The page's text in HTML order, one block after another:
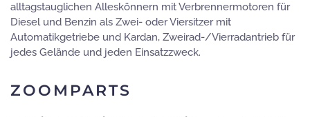
alltagstauglichen Alleskönnern mit Verbrennermotoren für
Diesel und Benzin als Zwei- oder Viersitzer mit
Automatikgetriebe und Kardan, Zweirad-/Vierradantrieb für
jedes Gelände und jeden Einsatzzweck.
ZOOMPARTS